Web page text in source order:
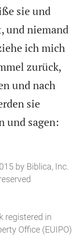
sie und
und niemand
ich mich
zurück,
und nach
sie
und sagen:
by Biblica, Inc.
registered in
Office (EUIPO)